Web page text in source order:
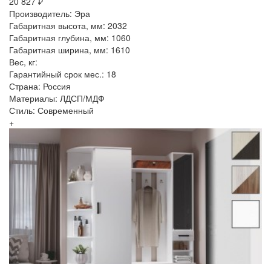
Производитель: Эра
Габаритная высота, мм: 2032
Габаритная глубина, мм: 1060
Габаритная ширина, мм: 1610
Вес, кг:
Гарантийный срок мес.: 18
Страна: Россия
Материалы: ЛДСП/МДФ
Стиль: Современный
+